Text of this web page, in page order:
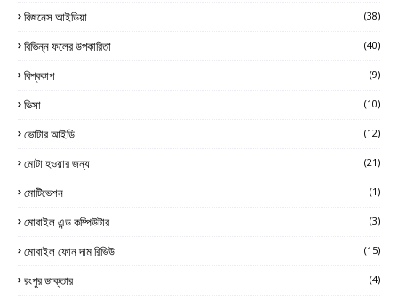
বিজনেস আইডিয়া (38)
বিভিন্ন ফলের উপকারিতা (40)
বিশ্বকাপ (9)
ভিসা (10)
ভোটার আইডি (12)
মোটা হওয়ার জন্য (21)
মোটিভেশন (1)
মোবাইল এন্ড কম্পিউটার (3)
মোবাইল ফোন দাম রিভিউ (15)
রংপুর ডাক্তার (4)